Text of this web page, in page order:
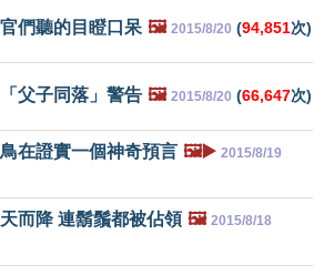
們聽的目瞪口呆 🖼️ 2015/8/20 (94,851次)
父子同落」警告 🖼️ 2015/8/20 (66,647次)
在證實一個神奇預言 🖼️▶️ 2015/8/19
而降 連鬍鬚都被佔領 🖼️ 2015/8/18